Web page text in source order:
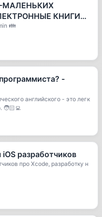
МАЛЕНЬКИХ
КНИГИ
📚
👪
-
английского - это легк
🧑🏻‍💻
разработчиков
про Xcode, разработку н